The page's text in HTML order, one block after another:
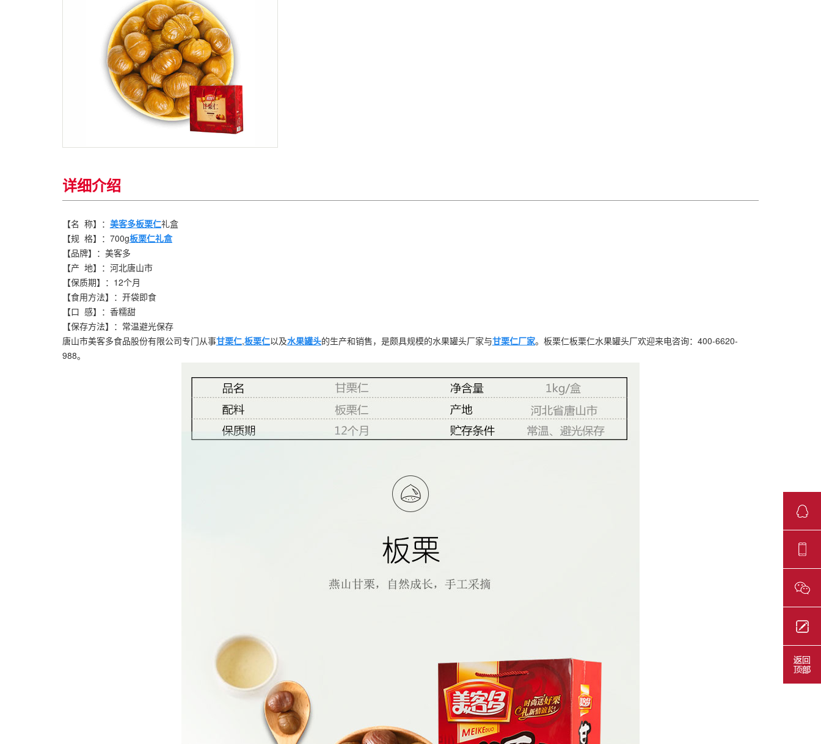
详细介绍
【名 称】： 美客多板栗仁礼盒
【规 格】：700g板栗仁礼盒
【品牌】：美客多
【产 地】：河北唐山市
【保质期】：12个月
【食用方法】：开袋即食
【口 感】：香糯甜
【保存方法】：常温避光保存
唐山市美客多食品股份有限公司专门从事甘栗仁,板栗仁以及水果罐头的生产和销售，是颇具规模的水果罐头厂家与甘栗仁厂家。板栗仁板栗仁水果罐头厂欢迎来电咨询：400-6620-
988。